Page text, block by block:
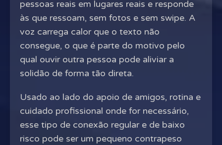
pessoas reais em lugares reais e responde
às que ressoam, sem fotos e sem swipe. A
voz carrega calor que o texto não
consegue, o que é parte do motivo pelo
qual ouvir outra pessoa pode aliviar a
solidão de forma tão direta.
Usado ao lado do apoio de amigos, rotina e
cuidado profissional onde for necessário,
esse tipo de conexão regular e de baixo
risco pode ser um pequeno contrapeso